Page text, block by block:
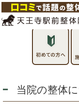
当院の整体